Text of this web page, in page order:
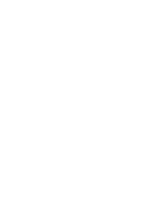
Concretamente,
Distrito Norte, el
su propio alumnado y
Por otro lado se
el escenario donde
espectáculo. Por su
Agua, donde
como en el Distrito
Velázquez abrirán